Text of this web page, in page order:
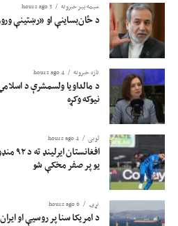
سیمه ییز خبرونه 3 hours ago
د ځان‌بساینې او «رښتینې
تازه خبرونه 4 hours ago
د مالداویا ولسمشرې د
نیوکه وکړه
لوبی 4 hours ago
یو پر صفر مخکې شو
نړۍ 6 hours ago
د امریکا سنا پر روسیې او